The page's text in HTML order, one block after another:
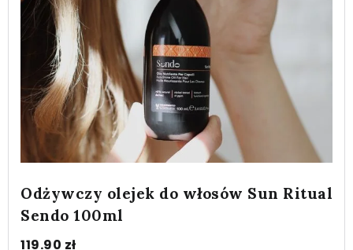
Odżywczy olejek do włosów Sun Ritual
Sendo 100ml
119.90 zł